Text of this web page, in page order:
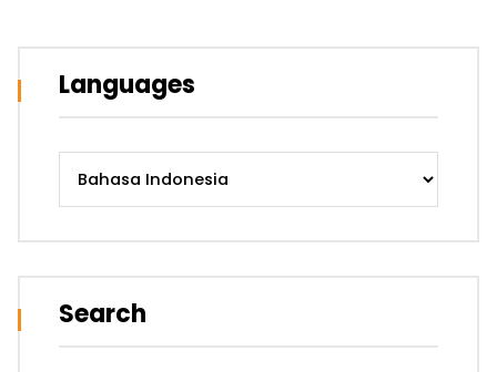
Languages
Search